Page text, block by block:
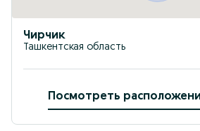
Чирчик
Ташкентская область
Посмотреть